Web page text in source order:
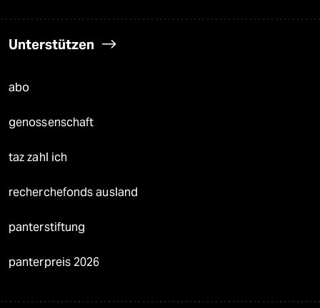
Unterstützen
abo
genossenschaft
taz zahl ich
recherchefonds ausland
panterstiftung
panterpreis 2026